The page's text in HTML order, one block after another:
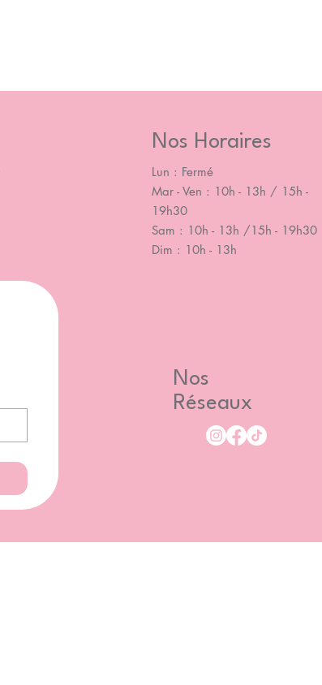
Nos Horaires
Lun : Fermé
Mar - Ven : 10h - 13h / 15h -
19h30
Sam : 10h - 13h /15h - 19h30
Dim : 10h - 13h
Nos
Réseaux